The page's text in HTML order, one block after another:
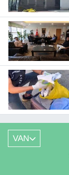
VAN